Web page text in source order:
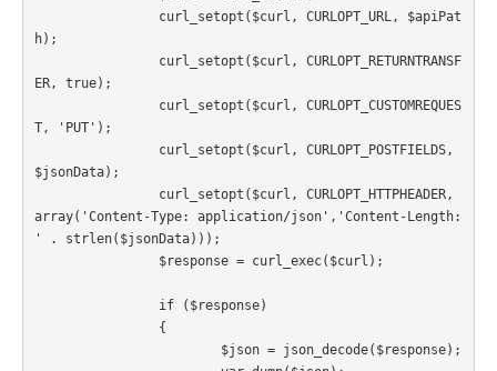
h);
ER, true);
T, 'PUT');
$jsonData);
array('Content-Type: application/json','Content-Length:
' . strlen($jsonData)));